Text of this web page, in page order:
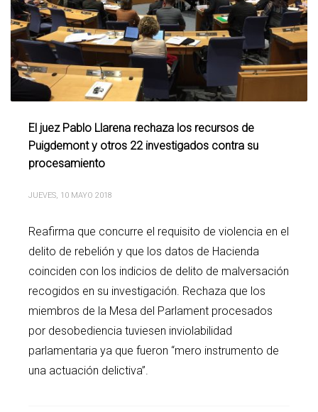
El juez Pablo Llarena rechaza los recursos de
Puigdemont y otros 22 investigados contra su
procesamiento
JUEVES, 10 MAYO 2018
Reafirma que concurre el requisito de violencia en el
delito de rebelión y que los datos de Hacienda
coinciden con los indicios de delito de malversación
recogidos en su investigación. Rechaza que los
miembros de la Mesa del Parlament procesados
por desobediencia tuviesen inviolabilidad
parlamentaria ya que fueron “mero instrumento de
una actuación delictiva”.